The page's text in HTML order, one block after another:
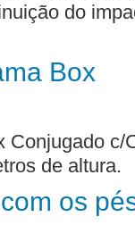
do
Box
Conjugado
de altura.
os